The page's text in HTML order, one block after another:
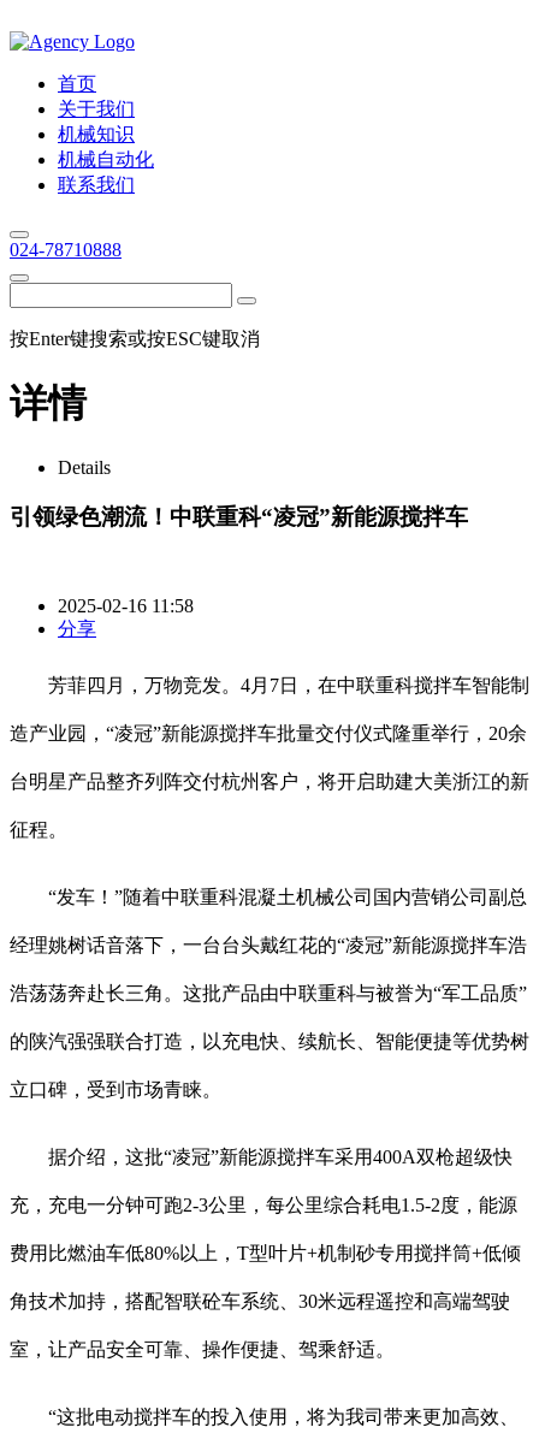
首页
关于我们
机械知识
机械自动化
联系我们
024-78710888
按Enter键搜索或按ESC键取消
详情
Details
引领绿色潮流！中联重科“凌冠”新能源搅拌车
2025-02-16 11:58
分享
芳菲四月，万物竞发。4月7日，在中联重科搅拌车智能制
造产业园，“凌冠”新能源搅拌车批量交付仪式隆重举行，20余
台明星产品整齐列阵交付杭州客户，将开启助建大美浙江的新
征程。
“发车！”随着中联重科混凝土机械公司国内营销公司副总
经理姚树话音落下，一台台头戴红花的“凌冠”新能源搅拌车浩
浩荡荡奔赴长三角。这批产品由中联重科与被誉为“军工品质”
的陕汽强强联合打造，以充电快、续航长、智能便捷等优势树
立口碑，受到市场青睐。
据介绍，这批“凌冠”新能源搅拌车采用400A双枪超级快
充，充电一分钟可跑2-3公里，每公里综合耗电1.5-2度，能源
费用比燃油车低80%以上，T型叶片+机制砂专用搅拌筒+低倾
角技术加持，搭配智联砼车系统、30米远程遥控和高端驾驶
室，让产品安全可靠、操作便捷、驾乘舒适。
“这批电动搅拌车的投入使用，将为我司带来更加高效、